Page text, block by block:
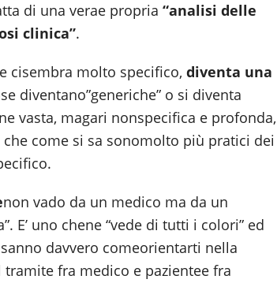
di una verae propria “analisi delle
clinica”.
cisembra molto specifico, diventa una
diventano”generiche” o si diventa
vasta, magari nonspecifica e profonda,
come si sa sonomolto più pratici dei
non vado da un medico ma da un
E’ uno chene “vede di tutti i colori” ed
davvero comeorientarti nella
fra medico e pazientee fra